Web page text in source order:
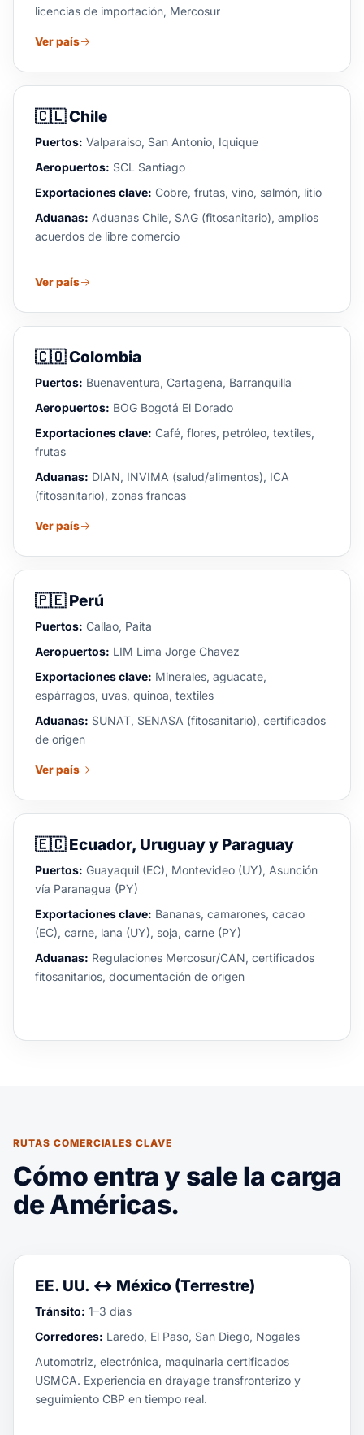
licencias de importación, Mercosur
Ver país
🇨🇱Chile
Puertos: Valparaiso, San Antonio, Iquique
Aeropuertos: SCL Santiago
Exportaciones clave: Cobre, frutas, vino, salmón, litio
Aduanas: Aduanas Chile, SAG (fitosanitario), amplios
acuerdos de libre comercio
Ver país
🇨🇴Colombia
Puertos: Buenaventura, Cartagena, Barranquilla
Aeropuertos: BOG Bogotá El Dorado
Exportaciones clave: Café, flores, petróleo, textiles,
frutas
Aduanas: DIAN, INVIMA (salud/alimentos), ICA
(fitosanitario), zonas francas
Ver país
🇵🇪Perú
Puertos: Callao, Paita
Aeropuertos: LIM Lima Jorge Chavez
Exportaciones clave: Minerales, aguacate,
espárragos, uvas, quinoa, textiles
Aduanas: SUNAT, SENASA (fitosanitario), certificados
de origen
Ver país
🇪🇨Ecuador, Uruguay y Paraguay
Puertos: Guayaquil (EC), Montevideo (UY), Asunción
vía Paranagua (PY)
Exportaciones clave: Bananas, camarones, cacao
(EC), carne, lana (UY), soja, carne (PY)
Aduanas: Regulaciones Mercosur/CAN, certificados
fitosanitarios, documentación de origen
RUTAS COMERCIALES CLAVE
Cómo entra y sale la carga
de Américas.
EE. UU. ↔ México (Terrestre)
Tránsito: 1–3 días
Corredores: Laredo, El Paso, San Diego, Nogales
Automotriz, electrónica, maquinaria certificados
USMCA. Experiencia en drayage transfronterizo y
seguimiento CBP en tiempo real.